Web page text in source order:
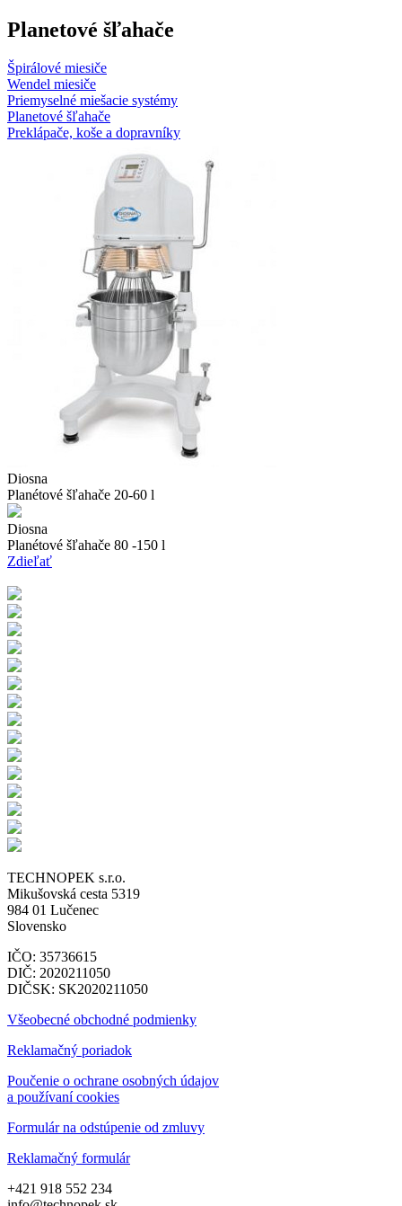
Planetové šľahače
Špirálové miesiče
Wendel miesiče
Priemyselné miešacie systémy
Planetové šľahače
Preklápače, koše a dopravníky
Diosna
Planétové šľahače 20-60 l
Diosna
Planétové šľahače 80 -150 l
Zdieľať
TECHNOPEK s.r.o.
Mikušovská cesta 5319
984 01 Lučenec
Slovensko
IČO: 35736615
DIČ: 2020211050
DIČSK: SK2020211050
Všeobecné obchodné podmienky
Reklamačný poriadok
Poučenie o ochrane osobných údajov
a používaní cookies
Formulár na odstúpenie od zmluvy
Reklamačný formulár
+421 918 552 234